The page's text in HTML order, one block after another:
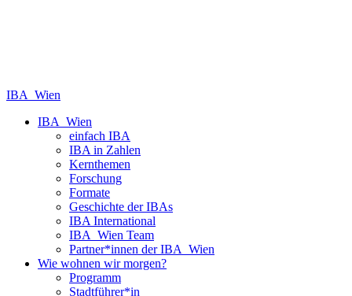
IBA_Wien
IBA_Wien
einfach IBA
IBA in Zahlen
Kernthemen
Forschung
Formate
Geschichte der IBAs
IBA International
IBA_Wien Team
Partner*innen der IBA_Wien
Wie wohnen wir morgen?
Programm
Stadtführer*in